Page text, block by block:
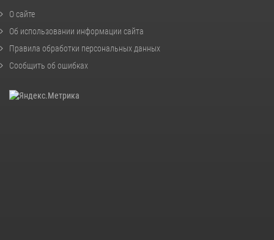
О сайте
Об использовании информации сайта
Правила обработки персональных данных
Сообщить об ошибках